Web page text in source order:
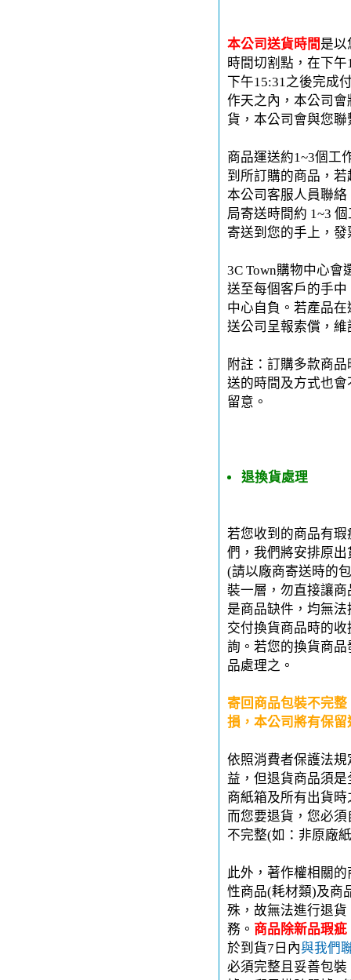
本公司送貨時間 是以
時間切割點，在下
下午15:31之後完成
作天之內，本公司
貨，本公司會與您
商品運送約1~3個工
到所訂購的商品，
本公司客服人員聯
局寄送時間約 1~3
寄送到您的手上，
3C Town購物中心
送至每個客戶的手中
中心自負。若產品
送公司呈報索償，
附註：訂購多款商
送的時間及方式也
留意。
退換貨處理
若您收到的商品有
們，我們將安排原
(請以廠商寄送時的
裝一層，勿直接讓
是商品缺件，均無
交付換貨商品時的
詢。若您的換貨商
品處理之。
寄回商品包裝不完
損，本公司將有保
依照消費者保護法
益，但退貨商品須
商紙箱及所有出貨
而您要退貨，您必
不完整(如：非原廠
此外，著作權相關
性商品(耗材類)及商
殊，故無法進行退
務。 商品除新品瑕
於到貨7日內與我們
必須完整且妥善包